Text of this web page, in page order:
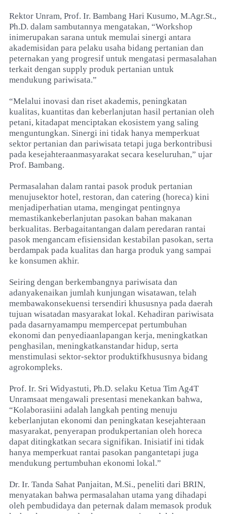
Rektor Unram, Prof. Ir. Bambang Hari Kusumo, M.Agr.St.,
Ph.D. dalam sambutannya mengatakan, “Workshop
inimerupakan sarana untuk memulai sinergi antara
akademisidan para pelaku usaha bidang pertanian dan
peternakan yang progresif untuk mengatasi permasalahan
terkait dengan supply produk pertanian untuk
mendukung pariwisata.”
“Melalui inovasi dan riset akademis, peningkatan
kualitas, kuantitas dan keberlanjutan hasil pertanian oleh
petani, kitadapat menciptakan ekosistem yang saling
menguntungkan. Sinergi ini tidak hanya memperkuat
sektor pertanian dan pariwisata tetapi juga berkontribusi
pada kesejahteraanmasyarakat secara keseluruhan,” ujar
Prof. Bambang.
Permasalahan dalam rantai pasok produk pertanian
menujusektor hotel, restoran, dan catering (horeca) kini
menjadiperhatian utama, mengingat pentingnya
memastikankeberlanjutan pasokan bahan makanan
berkualitas. Berbagaitantangan dalam peredaran rantai
pasok mengancam efisiensidan kestabilan pasokan, serta
berdampak pada kualitas dan harga produk yang sampai
ke konsumen akhir.
Seiring dengan berkembangnya pariwisata dan
adanyakenaikan jumlah kunjungan wisatawan, telah
membawakonsekuensi tersendiri khususnya pada daerah
tujuan wisatadan masyarakat lokal. Kehadiran pariwisata
pada dasarnyamampu mempercepat pertumbuhan
ekonomi dan penyediaanlapangan kerja, meningkatkan
penghasilan, meningkatkanstandar hidup, serta
menstimulasi sektor-sektor produktifkhususnya bidang
agrokompleks.
Prof. Ir. Sri Widyastuti, Ph.D. selaku Ketua Tim Ag4T
Unramsaat mengawali presentasi menekankan bahwa,
“Kolaborasiini adalah langkah penting menuju
keberlanjutan ekonomi dan peningkatan kesejahteraan
masyarakat, penyerapan produkpertanian oleh horeca
dapat ditingkatkan secara signifikan. Inisiatif ini tidak
hanya memperkuat rantai pasokan pangantetapi juga
mendukung pertumbuhan ekonomi lokal.”
Dr. Ir. Tanda Sahat Panjaitan, M.Si., peneliti dari BRIN,
menyatakan bahwa permasalahan utama yang dihadapi
oleh pembudidaya dan peternak dalam memasok produk